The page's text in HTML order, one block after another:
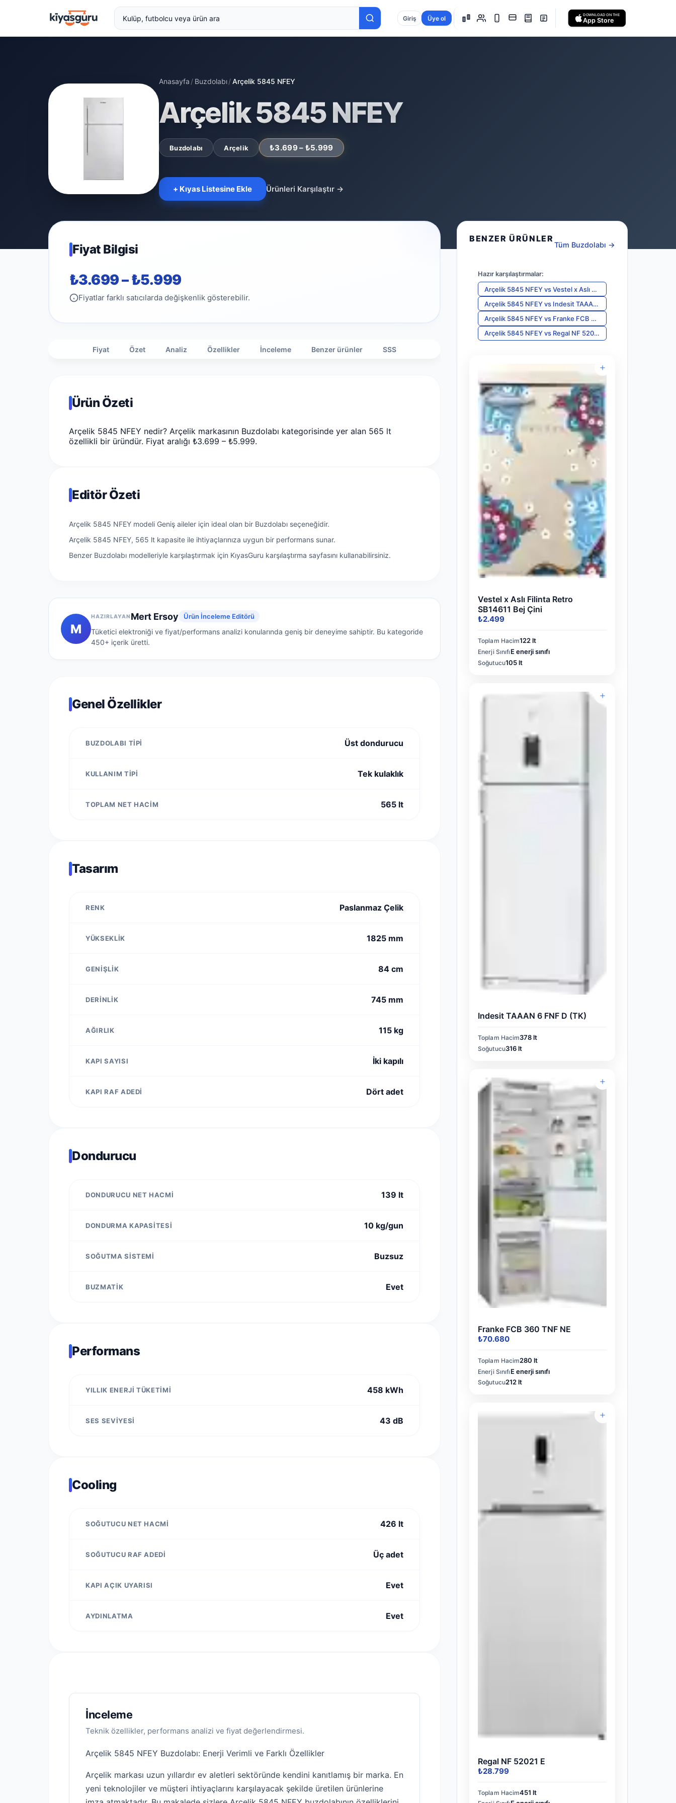
Giriş Üye ol DOWNLOAD ON THE
App Store
Anasayfa / Buzdolabı/Arçelik 5845 NFEY
Arçelik 5845 NFEY
Buzdolabı Arçelik ₺3.699 – ₺5.999
+ Kıyas Listesine Ekle Ürünleri Karşılaştır →
Fiyat Bilgisi
₺3.699 – ₺5.999
Fiyatlar farklı satıcılarda değişkenlik gösterebilir.
Fiyat Özet Analiz Özellikler İnceleme Benzer ürünler SSS
Ürün Özeti
Arçelik 5845 NFEY nedir? Arçelik markasının Buzdolabı kategorisinde yer alan 565 lt
özellikli bir üründür. Fiyat aralığı ₺3.699 – ₺5.999.
Editör Özeti
Arçelik 5845 NFEY modeli Geniş aileler için ideal olan bir Buzdolabı seçeneğidir.
Arçelik 5845 NFEY, 565 lt kapasite ile ihtiyaçlarınıza uygun bir performans sunar.
Benzer Buzdolabı modelleriyle karşılaştırmak için KıyasGuru karşılaştırma sayfasını kullanabilirsiniz.
M
HAZIRLAYAN Mert Ersoy Ürün İnceleme Editörü
Tüketici elektroniği ve fiyat/performans analizi konularında geniş bir deneyime sahiptir. Bu kategoride
450+ içerik üretti.
Genel Özellikler
BUZDOLABI TIPI Üst dondurucu
KULLANIM TIPI Tek kulaklık
TOPLAM NET HACIM 565 lt
Tasarım
RENK Paslanmaz Çelik
YÜKSEKLIK 1825 mm
GENIŞLIK 84 cm
DERINLIK 745 mm
AĞIRLIK 115 kg
KAPI SAYISI İki kapılı
KAPI RAF ADEDI Dört adet
Dondurucu
DONDURUCU NET HACMI 139 lt
DONDURMA KAPASITESI 10 kg/gun
SOĞUTMA SISTEMI Buzsuz
BUZMATIK Evet
Performans
YILLIK ENERJI TÜKETIMI 458 kWh
SES SEVIYESI 43 dB
Cooling
SOĞUTUCU NET HACMI 426 lt
SOĞUTUCU RAF ADEDI Üç adet
KAPI AÇIK UYARISI Evet
AYDINLATMA Evet
İnceleme
Teknik özellikler, performans analizi ve fiyat değerlendirmesi.
Arçelik 5845 NFEY Buzdolabı: Enerji Verimli ve Farklı Özellikler
Arçelik markası uzun yıllardır ev aletleri sektöründe kendini kanıtlamış bir marka. En
yeni teknolojiler ve müşteri ihtiyaçlarını karşılayacak şekilde üretilen ürünlerine
BENZER ÜRÜNLER
Tüm Buzdolabı →
Hazır karşılaştırmalar:
Arçelik 5845 NFEYvsVestel x Aslı Filinta Retro SB14611 Bej Çini
Arçelik 5845 NFEYvs Indesit TAAAN 6 FNF D (TK)
Arçelik 5845 NFEYvs Franke FCB 360 TNF NE
Arçelik 5845 NFEYvs Regal NF 52021 E
Vestel x Aslı Filinta Retro
SB14611 Bej Çini
₺2.499
Toplam Hacim122 lt
Enerji Sınıfı E enerji sınıfı
Soğutucu105 lt
Indesit TAAAN 6 FNF D (TK)
Toplam Hacim378 lt
Soğutucu316 lt
Franke FCB 360 TNF NE
₺70.680
Toplam Hacim280 lt
Enerji Sınıfı E enerji sınıfı
Soğutucu212 lt
Regal NF 52021 E
₺28.799
Toplam Hacim451 lt